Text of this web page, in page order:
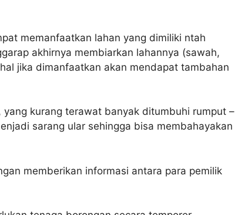
memanfaatkan lahan yang dimiliki ntah
akhirnya membiarkan lahannya (sawah,
jika dimanfaatkan akan mendapat tambahan
kurang terawat banyak ditumbuhi rumput –
sarang ular sehingga bisa membahayakan
memberikan informasi antara para pemilik